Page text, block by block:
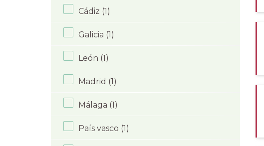
Cádiz (1)
Galicia (1)
León (1)
Madrid (1)
Málaga (1)
País vasco (1)